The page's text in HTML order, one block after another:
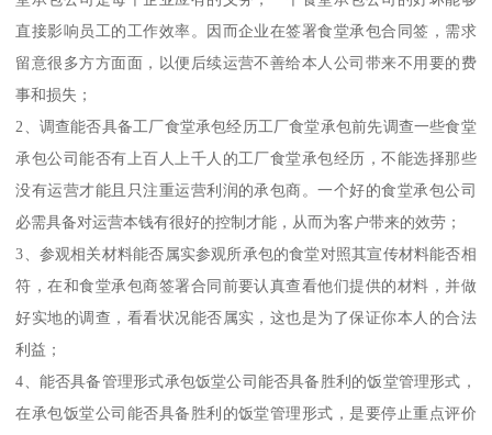
直接影响员工的工作效率。因而企业在签署食堂承包合同签，需求
留意很多方方面面，以便后续运营不善给本人公司带来不用要的费
事和损失；
2、调查能否具备工厂食堂承包经历工厂食堂承包前先调查一些食堂
承包公司能否有上百人上千人的工厂食堂承包经历，不能选择那些
没有运营才能且只注重运营利润的承包商。一个好的食堂承包公司
必需具备对运营本钱有很好的控制才能，从而为客户带来的效劳；
3、参观相关材料能否属实参观所承包的食堂对照其宣传材料能否相
符，在和食堂承包商签署合同前要认真查看他们提供的材料，并做
好实地的调查，看看状况能否属实，这也是为了保证你本人的合法
利益；
4、能否具备管理形式承包饭堂公司能否具备胜利的饭堂管理形式，
在承包饭堂公司能否具备胜利的饭堂管理形式，是要停止重点评价